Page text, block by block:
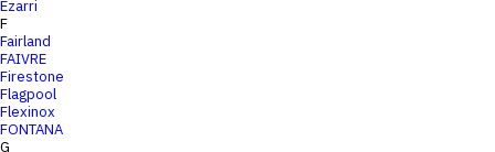
Ezarri
F
Fairland
FAIVRE
Firestone
Flagpool
Flexinox
FONTANA
G